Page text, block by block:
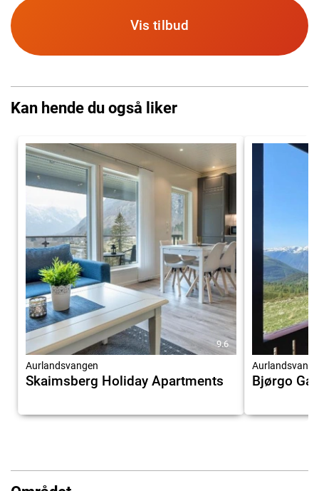
Vis tilbud
Kan hende du også liker
9.6
Aurlandsvangen
Skaimsberg Holiday Apartments Bjørgo